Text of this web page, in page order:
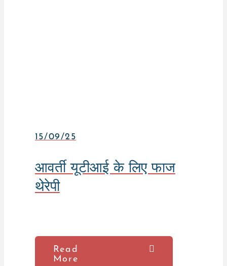
15/09/25
आवर्ती यूटीआई के लिए फाज
थेरेपी
Read
More